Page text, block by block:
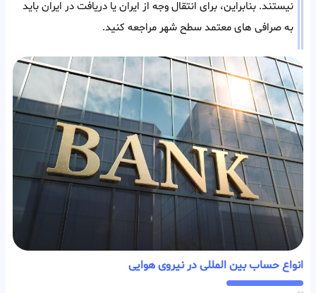
نیستند. بنابراین، برای انتقال وجه از ایران یا دریافت در ایران باید
به صرافی های معتمد سطح شهر مراجعه کنید.
انواع حساب بین المللی در نیروی هوایی